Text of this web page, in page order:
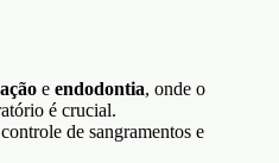
e endodontia, onde o
é crucial.
de sangramentos e